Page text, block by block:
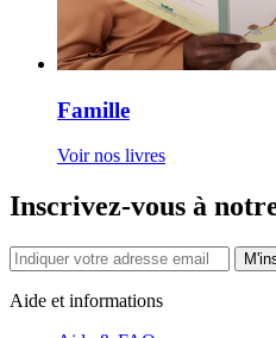
Famille
Voir nos livres
Inscrivez-vous à
Aide et informations